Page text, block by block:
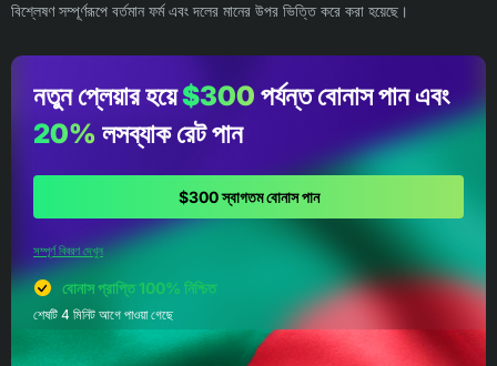
বিশ্লেষণ সম্পূর্ণরূপে বর্তমান ফর্ম এবং দলের মানের উপর ভিত্তি করে করা হয়েছে।
নতুন প্লেয়ার হয়ে$300 পর্যন্ত বোনাস পান এবং
20% লসব্যাক রেট পান
$300 স্বাগতম বোনাস পান
সম্পূর্ণ বিবরণ দেখুন
বোনাস প্রাপ্তি 100% নিশ্চিত
শেষটি 4 মিনিট আগে পাওয়া গেছে